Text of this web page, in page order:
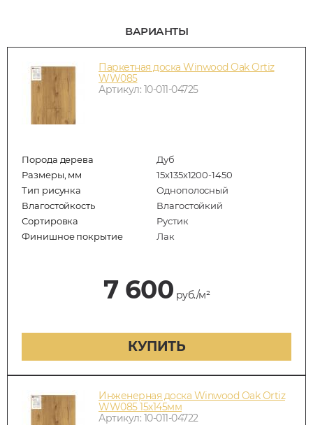
ВАРИАНТЫ
Паркетная доска Winwood Oak Ortiz
WW085
Артикул: 10-011-04725
Порода дерева
Дуб
Размеры, мм
15х135х1200-1450
Тип рисунка
Однополосный
Влагостойкость
Влагостойкий
Сортировка
Рустик
Финишное покрытие
Лак
7 600 руб./м²
КУПИТЬ
Инженерная доска Winwood Oak Ortiz
WW085 15х145мм
Артикул: 10-011-04722